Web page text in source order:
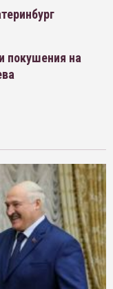
покушения на